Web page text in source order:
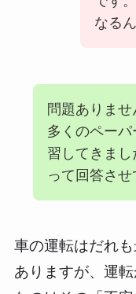
なる
問題ありませ
多くのペー
習してきまし
って回答させ
車の運転はだれ
ありますが、運